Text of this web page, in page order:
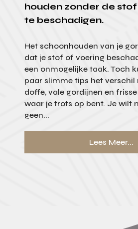
houden zonder de
te beschadigen.
Het schoonhouden van je
dat je stof of voering
een onmogelijke taak. Toch
paar slimme tips het verschil
doffe, vale gordijnen en
waar je trots op bent. Je wilt
geen...
Lees Meer...